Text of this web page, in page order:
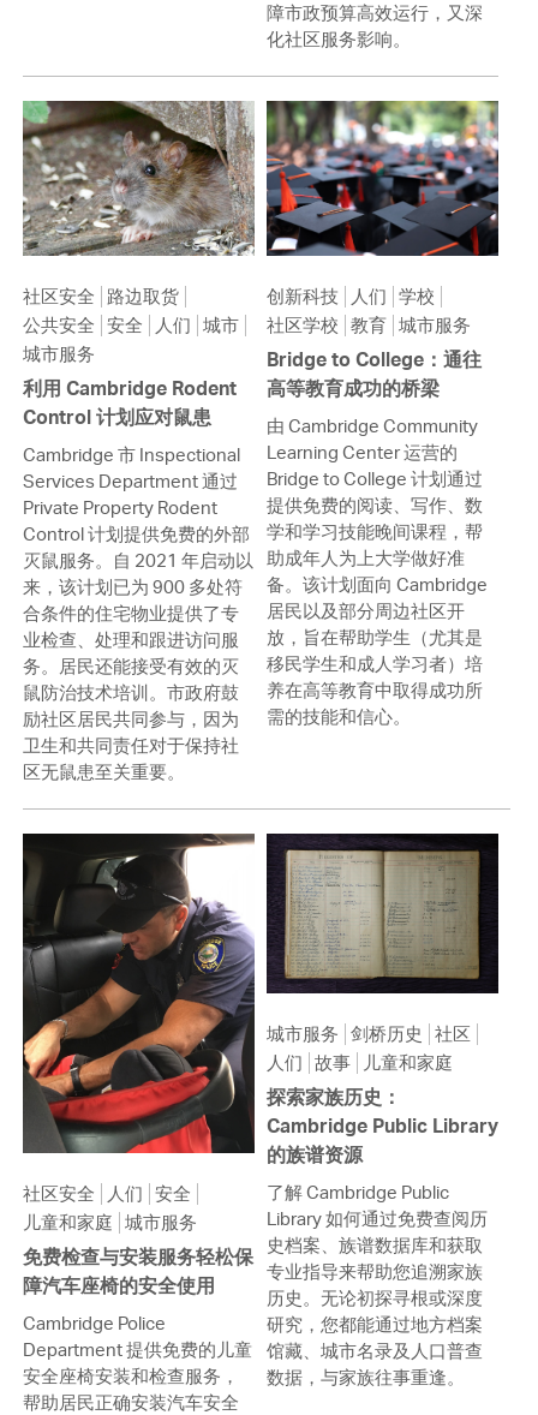
障市政预算高效运行，又深
化社区服务影响。
社区安全
路边取货
公共安全 安全 人们 城市
城市服务
利用 Cambridge Rodent
Control 计划应对鼠患
Cambridge 市 Inspectional
Services Department 通过
Private Property Rodent
Control 计划提供免费的外部
灭鼠服务。自 2021 年启动以
来，该计划已为 900 多处符
合条件的住宅物业提供了专
业检查、处理和跟进访问服
务。居民还能接受有效的灭
鼠防治技术培训。市政府鼓
励社区居民共同参与，因为
卫生和共同责任对于保持社
区无鼠患至关重要。
创新科技 人们 学校
社区学校 教育 城市服务
Bridge to College：通往
高等教育成功的桥梁
由 Cambridge Community
Learning Center 运营的
Bridge to College 计划通过
提供免费的阅读、写作、数
学和学习技能晚间课程，帮
助成年人为上大学做好准
备。该计划面向 Cambridge
居民以及部分周边社区开
放，旨在帮助学生（尤其是
移民学生和成人学习者）培
养在高等教育中取得成功所
需的技能和信心。
社区安全 人们 安全
儿童和家庭 城市服务
免费检查与安装服务轻松保
障汽车座椅的安全使用
Cambridge Police
Department 提供免费的儿童
安全座椅安装和检查服务，
帮助居民正确安装汽车安全
城市服务 剑桥历史
社区
人们 故事 儿童和家庭
探索家族历史：
Cambridge Public Library
的族谱资源
了解 Cambridge Public
Library 如何通过免费查阅历
史档案、族谱数据库和获取
专业指导来帮助您追溯家族
历史。无论初探寻根或深度
研究，您都能通过地方档案
馆藏、城市名录及人口普查
数据，与家族往事重逢。